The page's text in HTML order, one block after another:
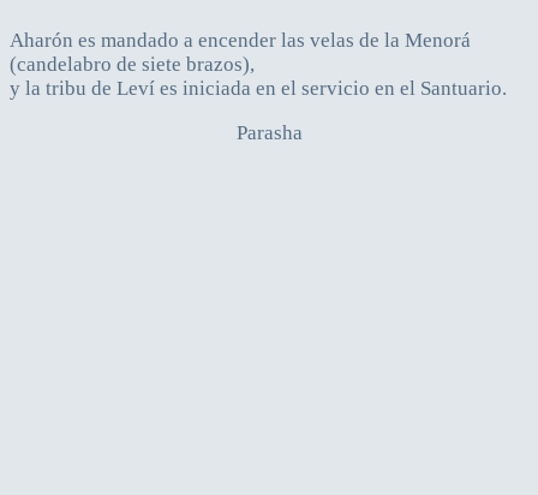
Aharón es mandado a encender las velas de la Menorá
(candelabro de siete brazos),
y la tribu de Leví es iniciada en el servicio en el Santuario.
Parasha